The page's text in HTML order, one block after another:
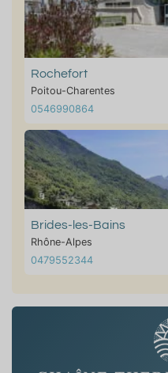
Rochefort
Poitou-Charentes
0546990864
Brides-les-Bains
Rhône-Alpes
0479552344